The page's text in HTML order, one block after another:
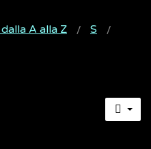
A alla Z
S